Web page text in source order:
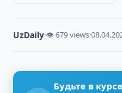
UzDaily·👁 679 views·
Будьте в